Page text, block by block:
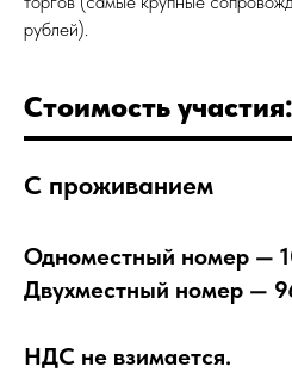
рублей).
Стоимость участия:
С проживанием
Одноместный номер —
Двухместный номер —
НДС не взимается.